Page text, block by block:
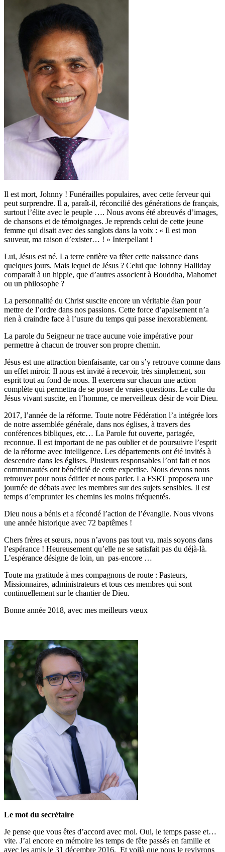
Il est mort, Johnny ! Funérailles populaires, avec cette ferveur qui
peut surprendre. Il a, paraît-il, réconcilié des générations de français,
surtout l’élite avec le peuple …. Nous avons été abreuvés d’images,
de chansons et de témoignages. Je reprends celui de cette jeune
femme qui disait avec des sanglots dans la voix : « Il est mon
sauveur, ma raison d’exister… ! » Interpellant !
Lui, Jésus est né. La terre entière va fêter cette naissance dans
quelques jours. Mais lequel de Jésus ? Celui que Johnny Halliday
comparait à un hippie, que d’autres associent à Bouddha, Mahomet
ou un philosophe ?
La personnalité du Christ suscite encore un véritable élan pour
mettre de l’ordre dans nos passions. Cette force d’apaisement n’a
rien à craindre face à l’usure du temps qui passe inexorablement.
La parole du Seigneur ne trace aucune voie impérative pour
permettre à chacun de trouver son propre chemin.
Jésus est une attraction bienfaisante, car on s’y retrouve comme dans
un effet miroir. Il nous est invité à recevoir, très simplement, son
esprit tout au fond de nous. Il exercera sur chacun une action
complète qui permettra de se poser de vraies questions. Le culte du
Jésus vivant suscite, en l’homme, ce merveilleux désir de voir Dieu.
2017, l’année de la réforme. Toute notre Fédération l’a intégrée lors
de notre assemblée générale, dans nos églises, à travers des
conférences bibliques, etc… La Parole fut ouverte, partagée,
reconnue. Il est important de ne pas oublier et de poursuivre l’esprit
de la réforme avec intelligence. Les départements ont été invités à
descendre dans les églises. Plusieurs responsables l’ont fait et nos
communautés ont bénéficié de cette expertise. Nous devons nous
retrouver pour nous édifier et nous parler. La FSRT proposera une
journée de débats avec les membres sur des sujets sensibles. Il est
temps d’emprunter les chemins les moins fréquentés.
Dieu nous a bénis et a fécondé l’action de l’évangile. Nous vivons
une année historique avec 72 baptêmes !
Chers frères et sœurs, nous n’avons pas tout vu, mais soyons dans
l’espérance ! Heureusement qu’elle ne se satisfait pas du déjà-là.
L’espérance désigne de loin, un pas-encore …
Toute ma gratitude à mes compagnons de route : Pasteurs,
Missionnaires, administrateurs et tous ces membres qui sont
continuellement sur le chantier de Dieu.
Bonne année 2018, avec mes meilleurs vœux
Le mot du secrétaire
Je pense que vous êtes d’accord avec moi. Oui, le temps passe et…
vite. J’ai encore en mémoire les temps de fête passés en famille et
avec les amis le 31 décembre 2016. Et voilà que nous le revivrons